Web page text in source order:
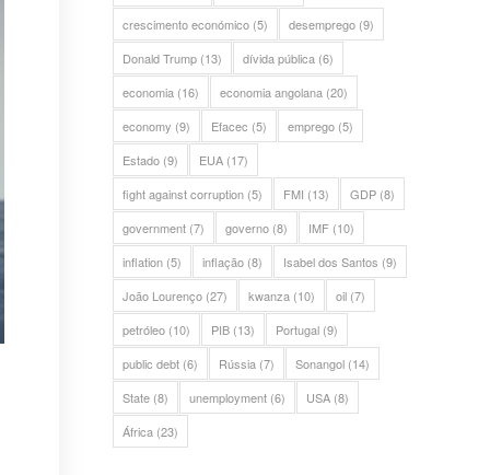
crescimento económico (5) desemprego (9)
Donald Trump (13) dívida pública (6)
economia (16) economia angolana (20)
economy (9) Efacec (5) emprego (5)
Estado (9) EUA (17)
fight against corruption (5) FMI (13) GDP (8)
government (7) governo (8) IMF (10)
inflation (5) inflação (8) Isabel dos Santos (9)
João Lourenço (27) kwanza (10) oil (7)
petróleo (10) PIB (13) Portugal (9)
public debt (6) Rússia (7) Sonangol (14)
State (8) unemployment (6) USA (8)
África (23)